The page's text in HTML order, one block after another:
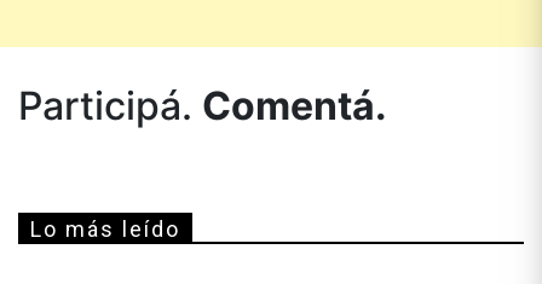
Participá. Comentá.
Lo más leído